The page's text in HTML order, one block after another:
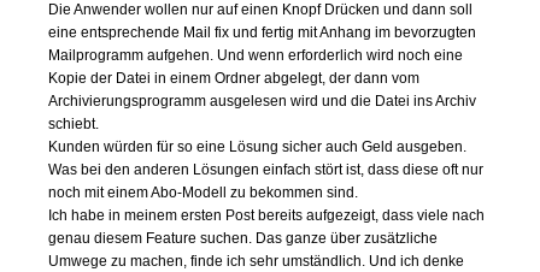
Die Anwender wollen nur auf einen Knopf Drücken und dann soll
eine entsprechende Mail fix und fertig mit Anhang im bevorzugten
Mailprogramm aufgehen. Und wenn erforderlich wird noch eine
Kopie der Datei in einem Ordner abgelegt, der dann vom
Archivierungsprogramm ausgelesen wird und die Datei ins Archiv
schiebt.
Kunden würden für so eine Lösung sicher auch Geld ausgeben.
Was bei den anderen Lösungen einfach stört ist, dass diese oft nur
noch mit einem Abo-Modell zu bekommen sind.
Ich habe in meinem ersten Post bereits aufgezeigt, dass viele nach
genau diesem Feature suchen. Das ganze über zusätzliche
Umwege zu machen, finde ich sehr umständlich. Und ich denke